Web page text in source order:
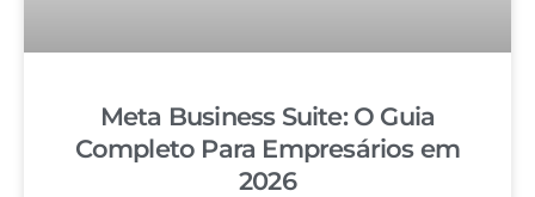
Meta Business Suite: O Guia
Completo Para Empresários em
2026